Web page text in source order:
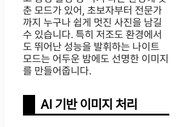
춘 모드가 있어, 초보자부터 전문가
까지 누구나 쉽게 멋진 사진을 남길
수 있습니다. 특히 저조도 환경에서
도 뛰어난 성능을 발휘하는 나이트
모드는 어두운 밤에도 선명한 이미지
를 만들어줍니다.
AI 기반 이미지 처리